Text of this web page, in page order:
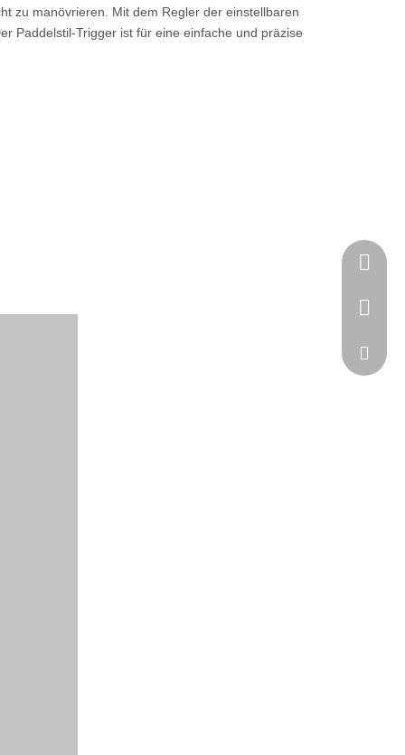
zu manövrieren. Mit dem Regler der einstellbaren
Paddelstil-Trigger ist für eine einfache und präzise